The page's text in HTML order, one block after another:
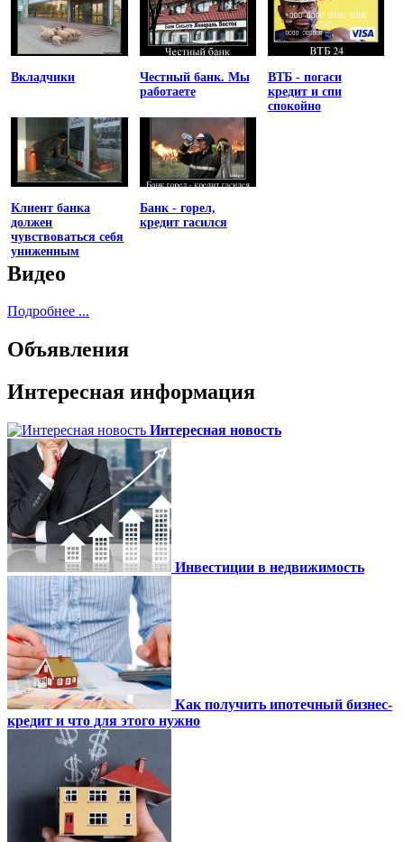
Вкладчики
Честный банк. Мы
работаете
ВТБ - погаси
кредит и спи
спокойно
Клиент банка
должен
чувствоваться себя
униженным
Банк - горел,
кредит гасился
Видео
Подробнее ...
Объявления
Интересная информация
Интересная новость
Инвестиции в недвижимость
Как получить ипотечный бизнес-
кредит и что для этого нужно